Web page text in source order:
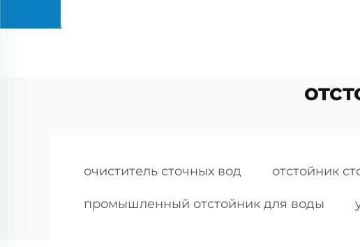
очиститель сточных вод отстойник
промышленный отстойник для воды